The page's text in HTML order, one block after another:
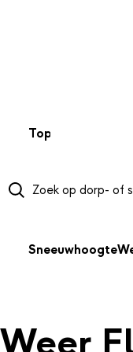
Top 50
Sneeuwhoogte